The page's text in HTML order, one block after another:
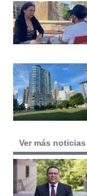
Ver más noticias